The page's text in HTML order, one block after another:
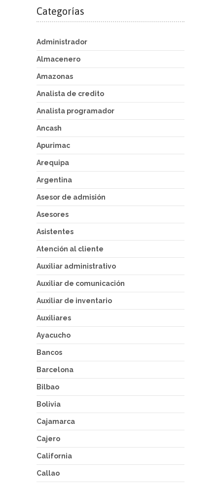
Categorías
Administrador
Almacenero
Amazonas
Analista de credito
Analista programador
Ancash
Apurimac
Arequipa
Argentina
Asesor de admisión
Asesores
Asistentes
Atención al cliente
Auxiliar administrativo
Auxiliar de comunicación
Auxiliar de inventario
Auxiliares
Ayacucho
Bancos
Barcelona
Bilbao
Bolivia
Cajamarca
Cajero
California
Callao